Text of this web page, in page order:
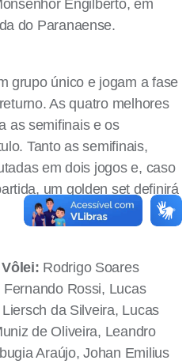
Engilberto, em
do Paranaense.
grupo único e jogam a fase
As quatro melhores
as semifinais e os
Tanto as semifinais,
em dois jogos e, caso
um golden set definirá
Rodrigo Soares
Rossi, Lucas
da Silveira, Lucas
de Oliveira, Leandro
Araújo, Johan Emilius